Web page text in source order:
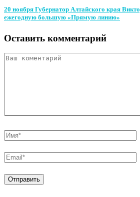
20 ноября Губернатор Алтайского края
ежегодную большую «Прямую линию»
Оставить комментарий